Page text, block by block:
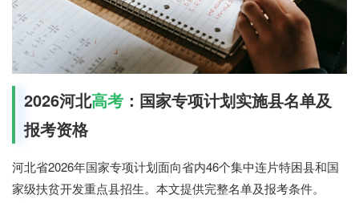
2026河北高考 ：国家专项计划实施县名单及
报考资格
河北省2026年国家专项计划面向省内46个集中连片特困县和国
家级扶贫开发重点县招生。本文提供完整名单及报考条件。